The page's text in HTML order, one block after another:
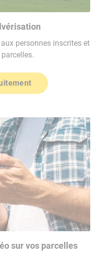
personnes inscrites et
sur vos parcelles